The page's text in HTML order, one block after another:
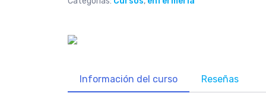
Información del curso Reseñas